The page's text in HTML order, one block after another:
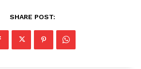
SHARE POST: